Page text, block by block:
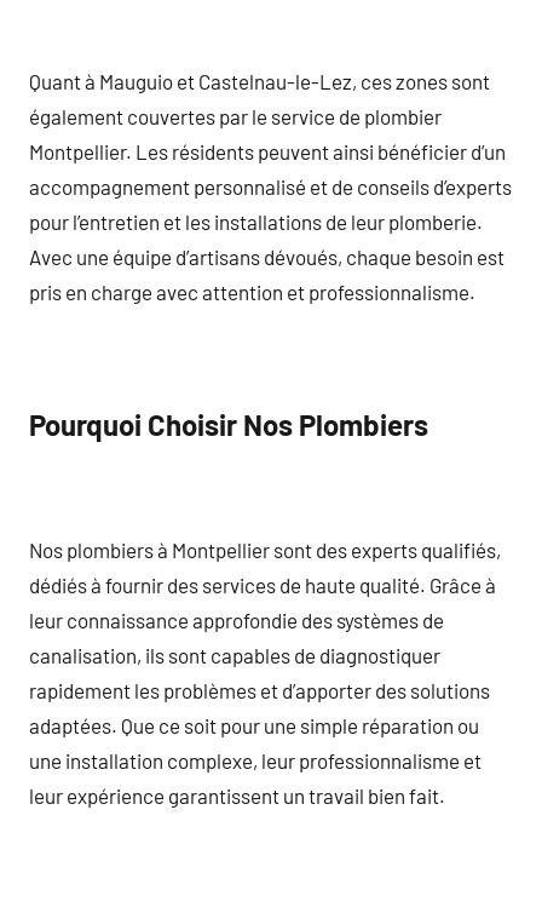
Quant à Mauguio et Castelnau-le-Lez, ces zones sont
également couvertes par le service de plombier
Montpellier. Les résidents peuvent ainsi bénéficier d’un
accompagnement personnalisé et de conseils d’experts
pour l’entretien et les installations de leur plomberie.
Avec une équipe d’artisans dévoués, chaque besoin est
pris en charge avec attention et professionnalisme.
Pourquoi Choisir Nos Plombiers
Nos plombiers à Montpellier sont des experts qualifiés,
dédiés à fournir des services de haute qualité. Grâce à
leur connaissance approfondie des systèmes de
canalisation, ils sont capables de diagnostiquer
rapidement les problèmes et d’apporter des solutions
adaptées. Que ce soit pour une simple réparation ou
une installation complexe, leur professionnalisme et
leur expérience garantissent un travail bien fait.